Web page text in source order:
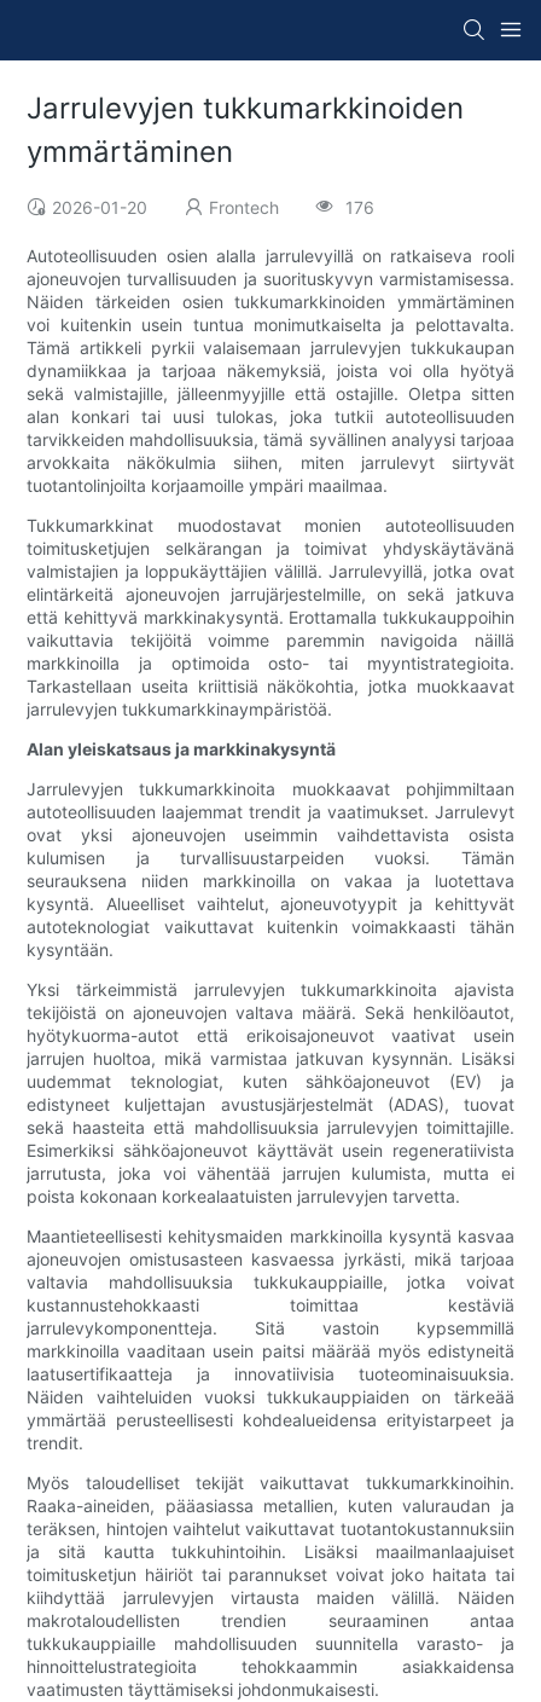
Jarrulevyjen tukkumarkkinoiden
ymmärtäminen
2026-01-20 Frontech 176
Autoteollisuuden osien alalla jarrulevyillä on ratkaiseva rooli
ajoneuvojen turvallisuuden ja suorituskyvyn varmistamisessa.
Näiden tärkeiden osien tukkumarkkinoiden ymmärtäminen
voi kuitenkin usein tuntua monimutkaiselta ja pelottavalta.
Tämä artikkeli pyrkii valaisemaan jarrulevyjen tukkukaupan
dynamiikkaa ja tarjoaa näkemyksiä, joista voi olla hyötyä
sekä valmistajille, jälleenmyyjille että ostajille. Oletpa sitten
alan konkari tai uusi tulokas, joka tutkii autoteollisuuden
tarvikkeiden mahdollisuuksia, tämä syvällinen analyysi tarjoaa
arvokkaita näkökulmia siihen, miten jarrulevyt siirtyvät
tuotantolinjoilta korjaamoille ympäri maailmaa.
Tukkumarkkinat muodostavat monien autoteollisuuden
toimitusketjujen selkärangan ja toimivat yhdyskäytävänä
valmistajien ja loppukäyttäjien välillä. Jarrulevyillä, jotka ovat
elintärkeitä ajoneuvojen jarrujärjestelmille, on sekä jatkuva
että kehittyvä markkinakysyntä. Erottamalla tukkukauppoihin
vaikuttavia tekijöitä voimme paremmin navigoida näillä
markkinoilla ja optimoida osto- tai myyntistrategioita.
Tarkastellaan useita kriittisiä näkökohtia, jotka muokkaavat
jarrulevyjen tukkumarkkinaympäristöä.
Alan yleiskatsaus ja markkinakysyntä
Jarrulevyjen tukkumarkkinoita muokkaavat pohjimmiltaan
autoteollisuuden laajemmat trendit ja vaatimukset. Jarrulevyt
ovat yksi ajoneuvojen useimmin vaihdettavista osista
kulumisen ja turvallisuustarpeiden vuoksi. Tämän
seurauksena niiden markkinoilla on vakaa ja luotettava
kysyntä. Alueelliset vaihtelut, ajoneuvotyypit ja kehittyvät
autoteknologiat vaikuttavat kuitenkin voimakkaasti tähän
kysyntään.
Yksi tärkeimmistä jarrulevyjen tukkumarkkinoita ajavista
tekijöistä on ajoneuvojen valtava määrä. Sekä henkilöautot,
hyötykuorma-autot että erikoisajoneuvot vaativat usein
jarrujen huoltoa, mikä varmistaa jatkuvan kysynnän. Lisäksi
uudemmat teknologiat, kuten sähköajoneuvot (EV) ja
edistyneet kuljettajan avustusjärjestelmät (ADAS), tuovat
sekä haasteita että mahdollisuuksia jarrulevyjen toimittajille.
Esimerkiksi sähköajoneuvot käyttävät usein regeneratiivista
jarrutusta, joka voi vähentää jarrujen kulumista, mutta ei
poista kokonaan korkealaatuisten jarrulevyjen tarvetta.
Maantieteellisesti kehitysmaiden markkinoilla kysyntä kasvaa
ajoneuvojen omistusasteen kasvaessa jyrkästi, mikä tarjoaa
valtavia mahdollisuuksia tukkukauppiaille, jotka voivat
kustannustehokkaasti toimittaa kestäviä
jarrulevykomponentteja. Sitä vastoin kypsemmillä
markkinoilla vaaditaan usein paitsi määrää myös edistyneitä
laatusertifikaatteja ja innovatiivisia tuoteominaisuuksia.
Näiden vaihteluiden vuoksi tukkukauppiaiden on tärkeää
ymmärtää perusteellisesti kohdealueidensa erityistarpeet ja
trendit.
Myös taloudelliset tekijät vaikuttavat tukkumarkkinoihin.
Raaka-aineiden, pääasiassa metallien, kuten valuraudan ja
teräksen, hintojen vaihtelut vaikuttavat tuotantokustannuksiin
ja sitä kautta tukkuhintoihin. Lisäksi maailmanlaajuiset
toimitusketjun häiriöt tai parannukset voivat joko haitata tai
kiihdyttää jarrulevyjen virtausta maiden välillä. Näiden
makrotaloudellisten trendien seuraaminen antaa
tukkukauppiaille mahdollisuuden suunnitella varasto- ja
hinnoittelustrategioita tehokkaammin asiakkaidensa
vaatimusten täyttämiseksi johdonmukaisesti.